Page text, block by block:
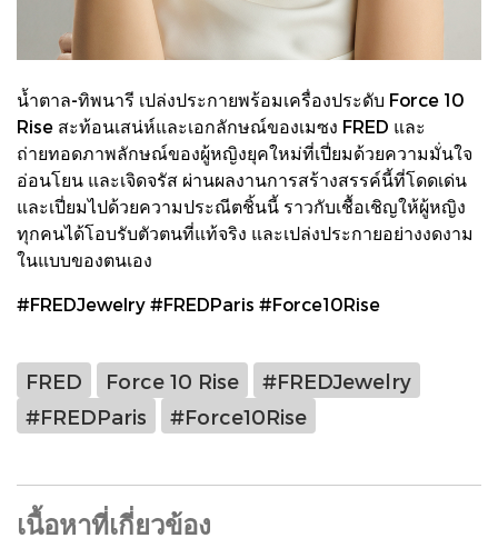
น้ำตาล-ทิพนารี เปล่งประกายพร้อมเครื่องประดับ Force 10
Rise สะท้อนเสน่ห์และเอกลักษณ์ของเมซง FRED และ
ถ่ายทอดภาพลักษณ์ของผู้หญิงยุคใหม่ที่เปี่ยมด้วยความมั่นใจ
อ่อนโยน และเจิดจรัส ผ่านผลงานการสร้างสรรค์นี้ที่โดดเด่น
และเปี่ยมไปด้วยความประณีตชิ้นนี้ ราวกับเชื้อเชิญให้ผู้หญิง
ทุกคนได้โอบรับตัวตนที่แท้จริง และเปล่งประกายอย่างงดงาม
ในแบบของตนเอง
#FREDJewelry #FREDParis #Force10Rise
FRED Force 10 Rise
#FREDJewelry
#FREDParis
#Force10Rise
เนื้อหาที่เกี่ยวข้อง